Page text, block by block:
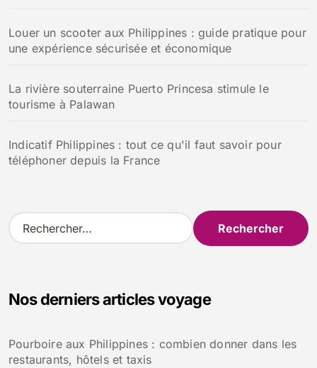
Louer un scooter aux Philippines : guide pratique pour
une expérience sécurisée et économique
La rivière souterraine Puerto Princesa stimule le
tourisme à Palawan
Indicatif Philippines : tout ce qu'il faut savoir pour
téléphoner depuis la France
R
e
r
e
r
Nos derniers articles voyage
Pourboire aux Philippines : combien donner dans les
restaurants, hôtels et taxis